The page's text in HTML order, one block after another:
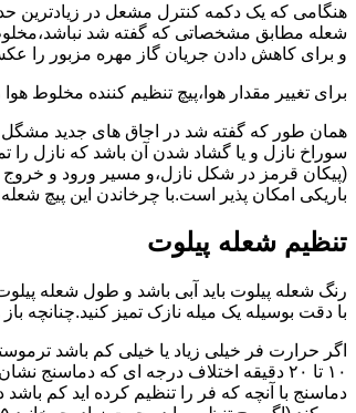
شعله مطابق مشخصاتی که گفته شد نباشد،مخلوط
و برای کاهش دادن جریان گاز مهره مزبور را
برای تغییر مقدار هوا،پیچ تنظیم کننده
همان طور که گفته شد در اجاق های جدید مشگل
سوراخ نازل و یا گشاد شدن آن باشد که نازل
(پیکان قرمز در شکل نازل،و مسیر ورود و
باریکی امکان پذیر است.با چرخاندن این پیچ
تنظیم شعله پیلوت
با دقت بوسیله یک میله نازک تمیز